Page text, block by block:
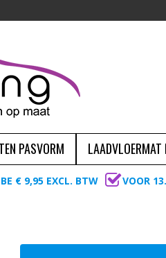
PASVORM
€ 9,95 EXCL. BTW VOOR